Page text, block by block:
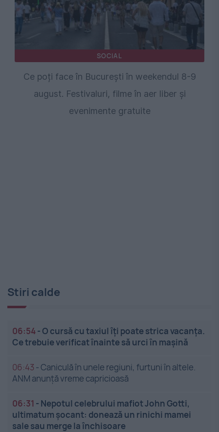
SOCIAL
Ce poți face în București în weekendul 8-9
august. Festivaluri, filme în aer liber și
evenimente gratuite
Stiri calde
06:54-O cursă cu taxiul îți poate strica vacanța.
Ce trebuie verificat înainte să urci în mașină
06:43 -Caniculă în unele regiuni, furtuni în altele.
ANM anunță vreme capricioasă
06:31 - Nepotul celebrului mafiot John Gotti,
ultimatum șocant: donează un rinichi mamei
sale sau merge la închisoare